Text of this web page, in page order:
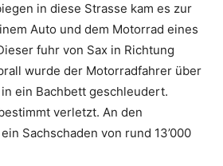
in diese Strasse kam es zur
Auto und dem Motorrad eines
fuhr von Sax in Richtung
wurde der Motorradfahrer über
ein Bachbett geschleudert.
verletzt. An den
Sachschaden von rund 13’000